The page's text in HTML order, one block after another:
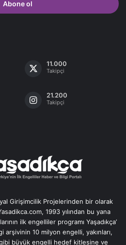
11.000
Takipçi
21.200
Takipçi
Girişimcilik Projelerinden bir olarak
1993 yılından bu yana
ilk engelliler programı Yaşadıkça’
arşivinin 10 milyon engelli, yakınları,
büyük engelli hedef kitlesine ve